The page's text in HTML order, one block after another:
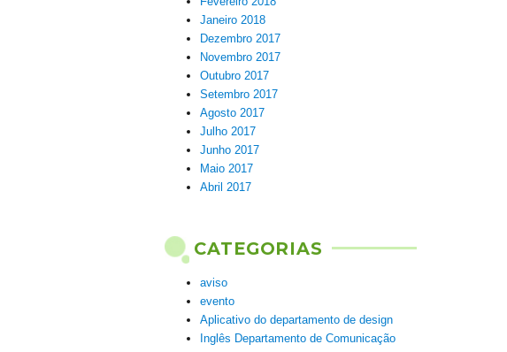
Janeiro 2018
Dezembro 2017
Novembro 2017
Outubro 2017
Setembro 2017
Agosto 2017
Julho 2017
Junho 2017
Maio 2017
Abril 2017
CATEGORIAS
aviso
evento
Aplicativo do departamento de design
Inglês Departamento de Comunicação